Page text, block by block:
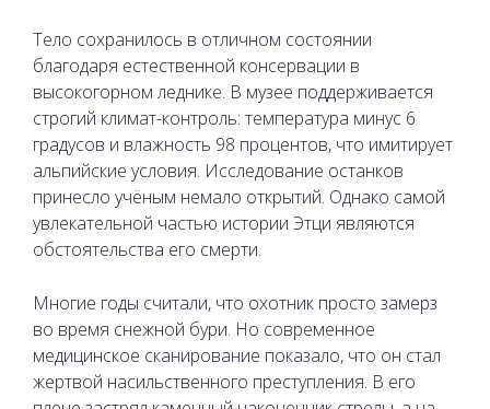
Тело сохранилось в отличном состоянии
благодаря естественной консервации в
высокогорном леднике. В музее поддерживается
строгий климат-контроль: температура минус 6
градусов и влажность 98 процентов, что имитирует
альпийские условия. Исследование останков
принесло учёным немало открытий. Однако самой
увлекательной частью истории Этци являются
обстоятельства его смерти.
Многие годы считали, что охотник просто замерз
во время снежной бури. Но современное
медицинское сканирование показало, что он стал
жертвой насильственного преступления. В его